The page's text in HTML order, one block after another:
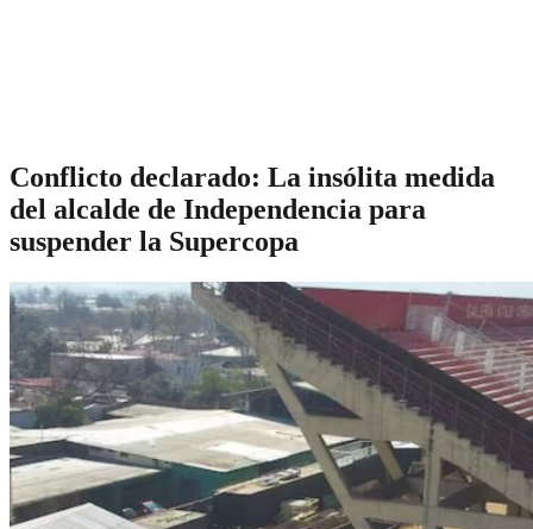
Conflicto declarado: La insólita medida
del alcalde de Independencia para
suspender la Supercopa